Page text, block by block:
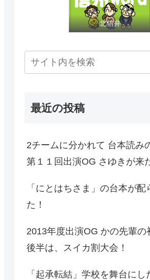
北信弁
最近の投稿
2チームに分かれて 台本読み
第１１回出演OG さゆきが来
「にとはちさま」の台本が配
た！
2013年度出演OG かの先輩の
後半は、スイカ割大会！
「起承転結」学校を舞台にし